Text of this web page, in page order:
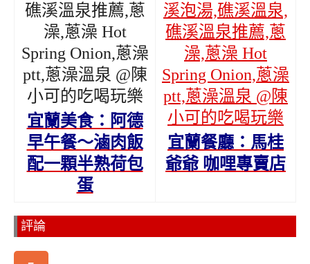
宜蘭美食：阿德
早午餐～滷肉飯
配一顆半熟荷包
蛋
宜蘭餐廳：馬桂
爺爺 咖哩專賣店
評論